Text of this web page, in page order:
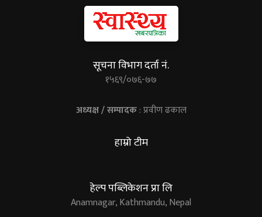
सूचना विभाग दर्ता नं.
१५६९/०७६-७७
अध्यक्ष / सम्पादक: प्रवीण ढकाल
हाम्रो टीम
हेल्प पब्लिकेशन प्रा लि
Anamnagar, Kathmandu, Nepal